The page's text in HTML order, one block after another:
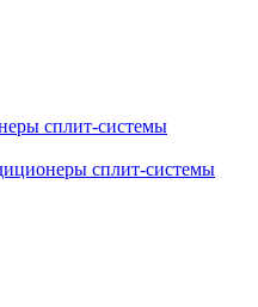
сплит-системы
сплит-системы